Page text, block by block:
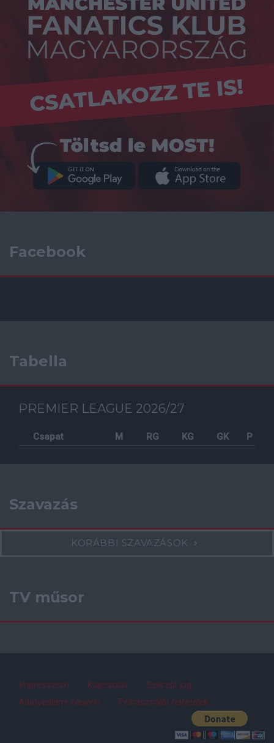
Facebook
Tabella
PREMIER LEAGUE 2026/27
Csapat M RG KG GK P
Szavazás
KORÁBBI SZAVAZÁSOK
TV műsor
Impresszum Kapcsolat
Szerzői jog
Adatvédelmi irányelv
Felhasználói feltételek